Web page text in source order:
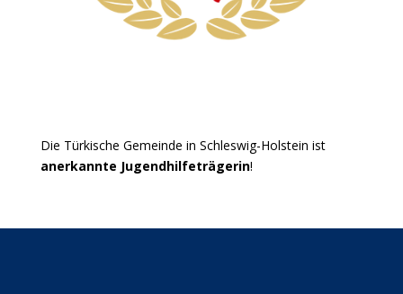
Die Türkische Gemeinde in Schleswig-Holstein ist
anerkannte Jugendhilfeträgerin!